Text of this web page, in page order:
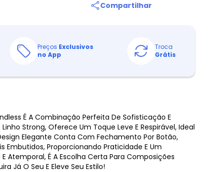
Compartilhar
Preços Exclusivos
no App
Troca
Grátis
É A Combinação Perfeita De Sofisticação E
Strong, Oferece Um Toque Leve E Respirável, Ideal
Elegante Conta Com Fechamento Por Botão,
Embutidos, Proporcionando Praticidade E Um
Atemporal, É A Escolha Certa Para Composições
Já O Seu E Eleve Seu Estilo!